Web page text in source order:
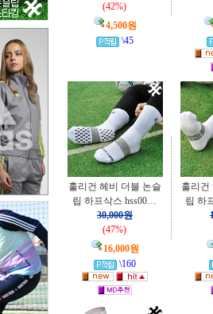
(42%)
4,500원
\45
훌리건 헤비 더블 논슬
립 하프삭스 hss00…
30,000원
(47%)
16,000원
\160
훌리건
립 하